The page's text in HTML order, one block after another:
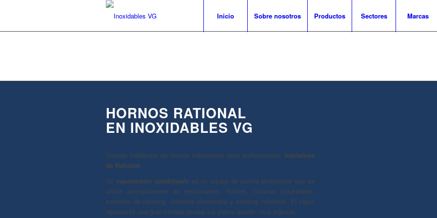
Inicio Sobre nosotros Productos Sectores Marcas
HORNOS RATIONAL
EN INOXIDABLES VG
Cuando hablamos de hornos industriales para profesionales: hablamos
de Rational.
Un vaporizador combinado es un equipo de cocina profesional que se
utiliza principalmente en restaurantes, hoteles, cocinas industriales,
servicios de catering, industria alimentaria y catering industrial. El vapor
representa una gran ventaja porque los platos quedan muy jugosos.